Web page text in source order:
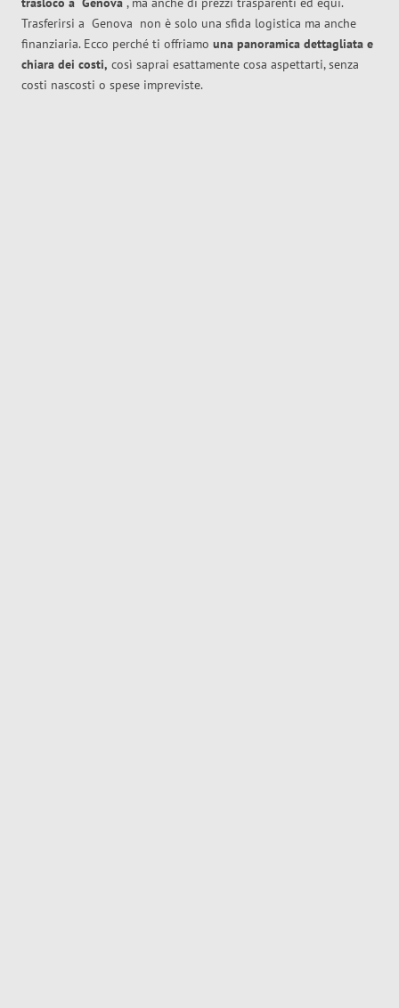
Trasferirsi a Genova non è solo una sfida logistica ma anche
finanziaria. Ecco perché ti offriamo una panoramica dettagliata e
chiara dei costi, così saprai esattamente cosa aspettarti, senza
costi nascosti o spese impreviste.